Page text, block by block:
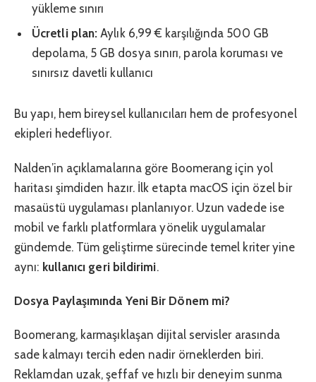
yükleme sınırı
Ücretli plan: Aylık 6,99 € karşılığında 500 GB
depolama, 5 GB dosya sınırı, parola koruması ve
sınırsız davetli kullanıcı
Bu yapı, hem bireysel kullanıcıları hem de profesyonel
ekipleri hedefliyor.
Nalden’in açıklamalarına göre Boomerang için yol
haritası şimdiden hazır. İlk etapta macOS için özel bir
masaüstü uygulaması planlanıyor. Uzun vadede ise
mobil ve farklı platformlara yönelik uygulamalar
gündemde. Tüm geliştirme sürecinde temel kriter yine
aynı: kullanıcı geri bildirimi.
Dosya Paylaşımında Yeni Bir Dönem mi?
Boomerang, karmaşıklaşan dijital servisler arasında
sade kalmayı tercih eden nadir örneklerden biri.
Reklamdan uzak, şeffaf ve hızlı bir deneyim sunma